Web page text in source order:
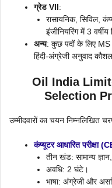
ग्रेड VII:
रासायनिक, सिविल,
इंजीनियरिंग में 3 वर्षीय
अन्य: कुछ पदों के लिए
हिंदी-अंग्रेजी अनुवाद
Oil India
Selection
उम्मीदवारों का चयन निम्नलिखित
कंप्यूटर आधारित परीक्षा
तीन खंड: सामान्य
अवधि: 2 घंटे।
भाषा: अंग्रेजी और